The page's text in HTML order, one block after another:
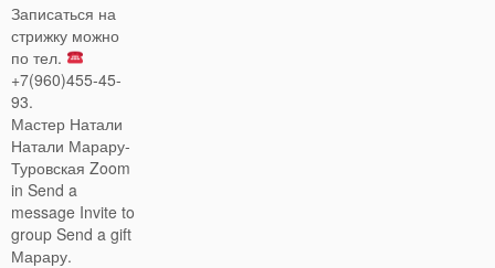
Записаться на
стрижку можно
по тел.
+7(960)455-45-
93.
Мастер Натали
Натали Марару-
Туровская Zoom
in Send a
message Invite to
group Send a gift
Марару.